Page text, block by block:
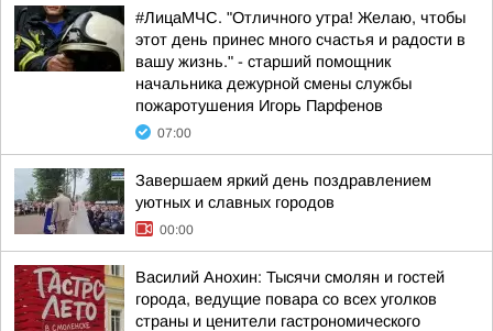
#ЛицаМЧС. "Отличного утра! Желаю, чтобы
этот день принес много счастья и радости в
вашу жизнь." - старший помощник
начальника дежурной смены службы
пожаротушения Игорь Парфенов
07:00
Завершаем яркий день поздравлением
уютных и славных городов
00:00
Василий Анохин: Тысячи смолян и гостей
города, ведущие повара со всех уголков
страны и ценители гастрономического